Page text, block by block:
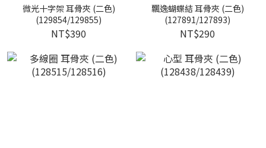
微光十字架 耳骨夾 (二色)
(129854/129855)
NT$390
飄逸蝴蝶結 耳骨夾 (二色)
(127891/127893)
NT$290